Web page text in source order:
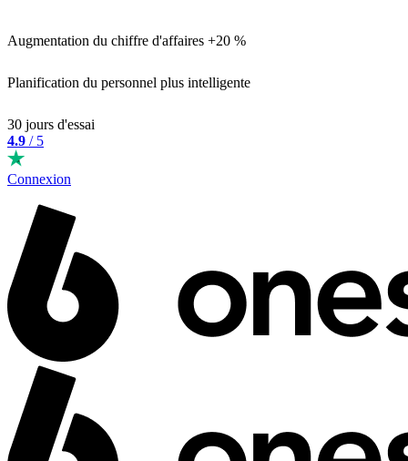
Augmentation du chiffre d'affaires +20 %
Planification du personnel plus intelligente
30 jours d'essai
4.9 / 5
Connexion